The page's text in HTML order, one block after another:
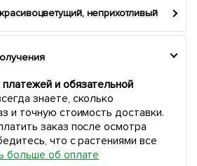
неприхотливый
и обязательной
знаете, сколько
и точную стоимость доставки.
заказ после осмотра
что с растениями все
больше об оплате